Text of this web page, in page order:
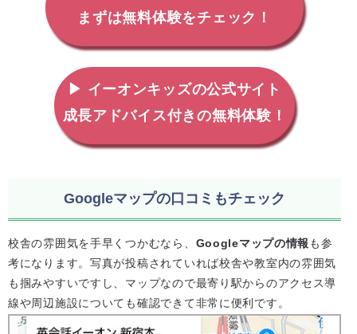
まずは無料体験をチェック！
▶ イーオンキッズの公式サイト
成長アドバイス付きの無料体験！
Googleマップの口コミもチェック
校舎の雰囲気を手早くつかむなら、 Googleマップの情報 も参
考になります。写真が投稿されていれば校舎や教室内の雰囲気
も掴みやすいですし、マップなので最寄り駅からのアクセス導
線や周辺施設についても確認できて非常に便利です。